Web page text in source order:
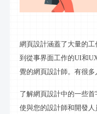
網頁設計涵蓋了大量的工
到從事界面工作的UI和
覺的網頁設計師。有很多
了解網頁設計中的一些
使與您的設計師和開發